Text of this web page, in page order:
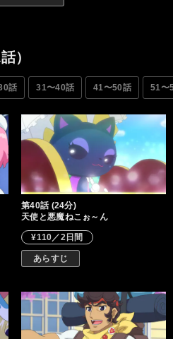
ラドリームパレード」が開催され
のか？ 新アイドルも登場する、
ラ」の新シーズンがいよいよ開
ます。
）
話 31〜40話 41〜50話 51〜
第40話 (24分)
天使と悪魔ねこぉ～ん
¥110／2日間
あらすじ